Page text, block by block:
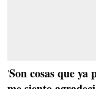
'Son cosas que ya